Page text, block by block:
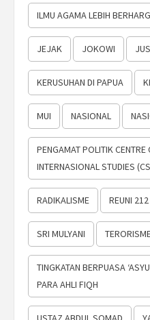
ILMU AGAMA LEBIH
JEJAK JOKOWI
KERUSUHAN DI PAPUA
MUI NASIONAL
PENGAMAT POLITIK CENTRE
INTERNASIONAL STUDIES
RADIKALISME REUNI 212
SRI MULYANI
TINGKATAN BERPUASA
PARA AHLI FIQH